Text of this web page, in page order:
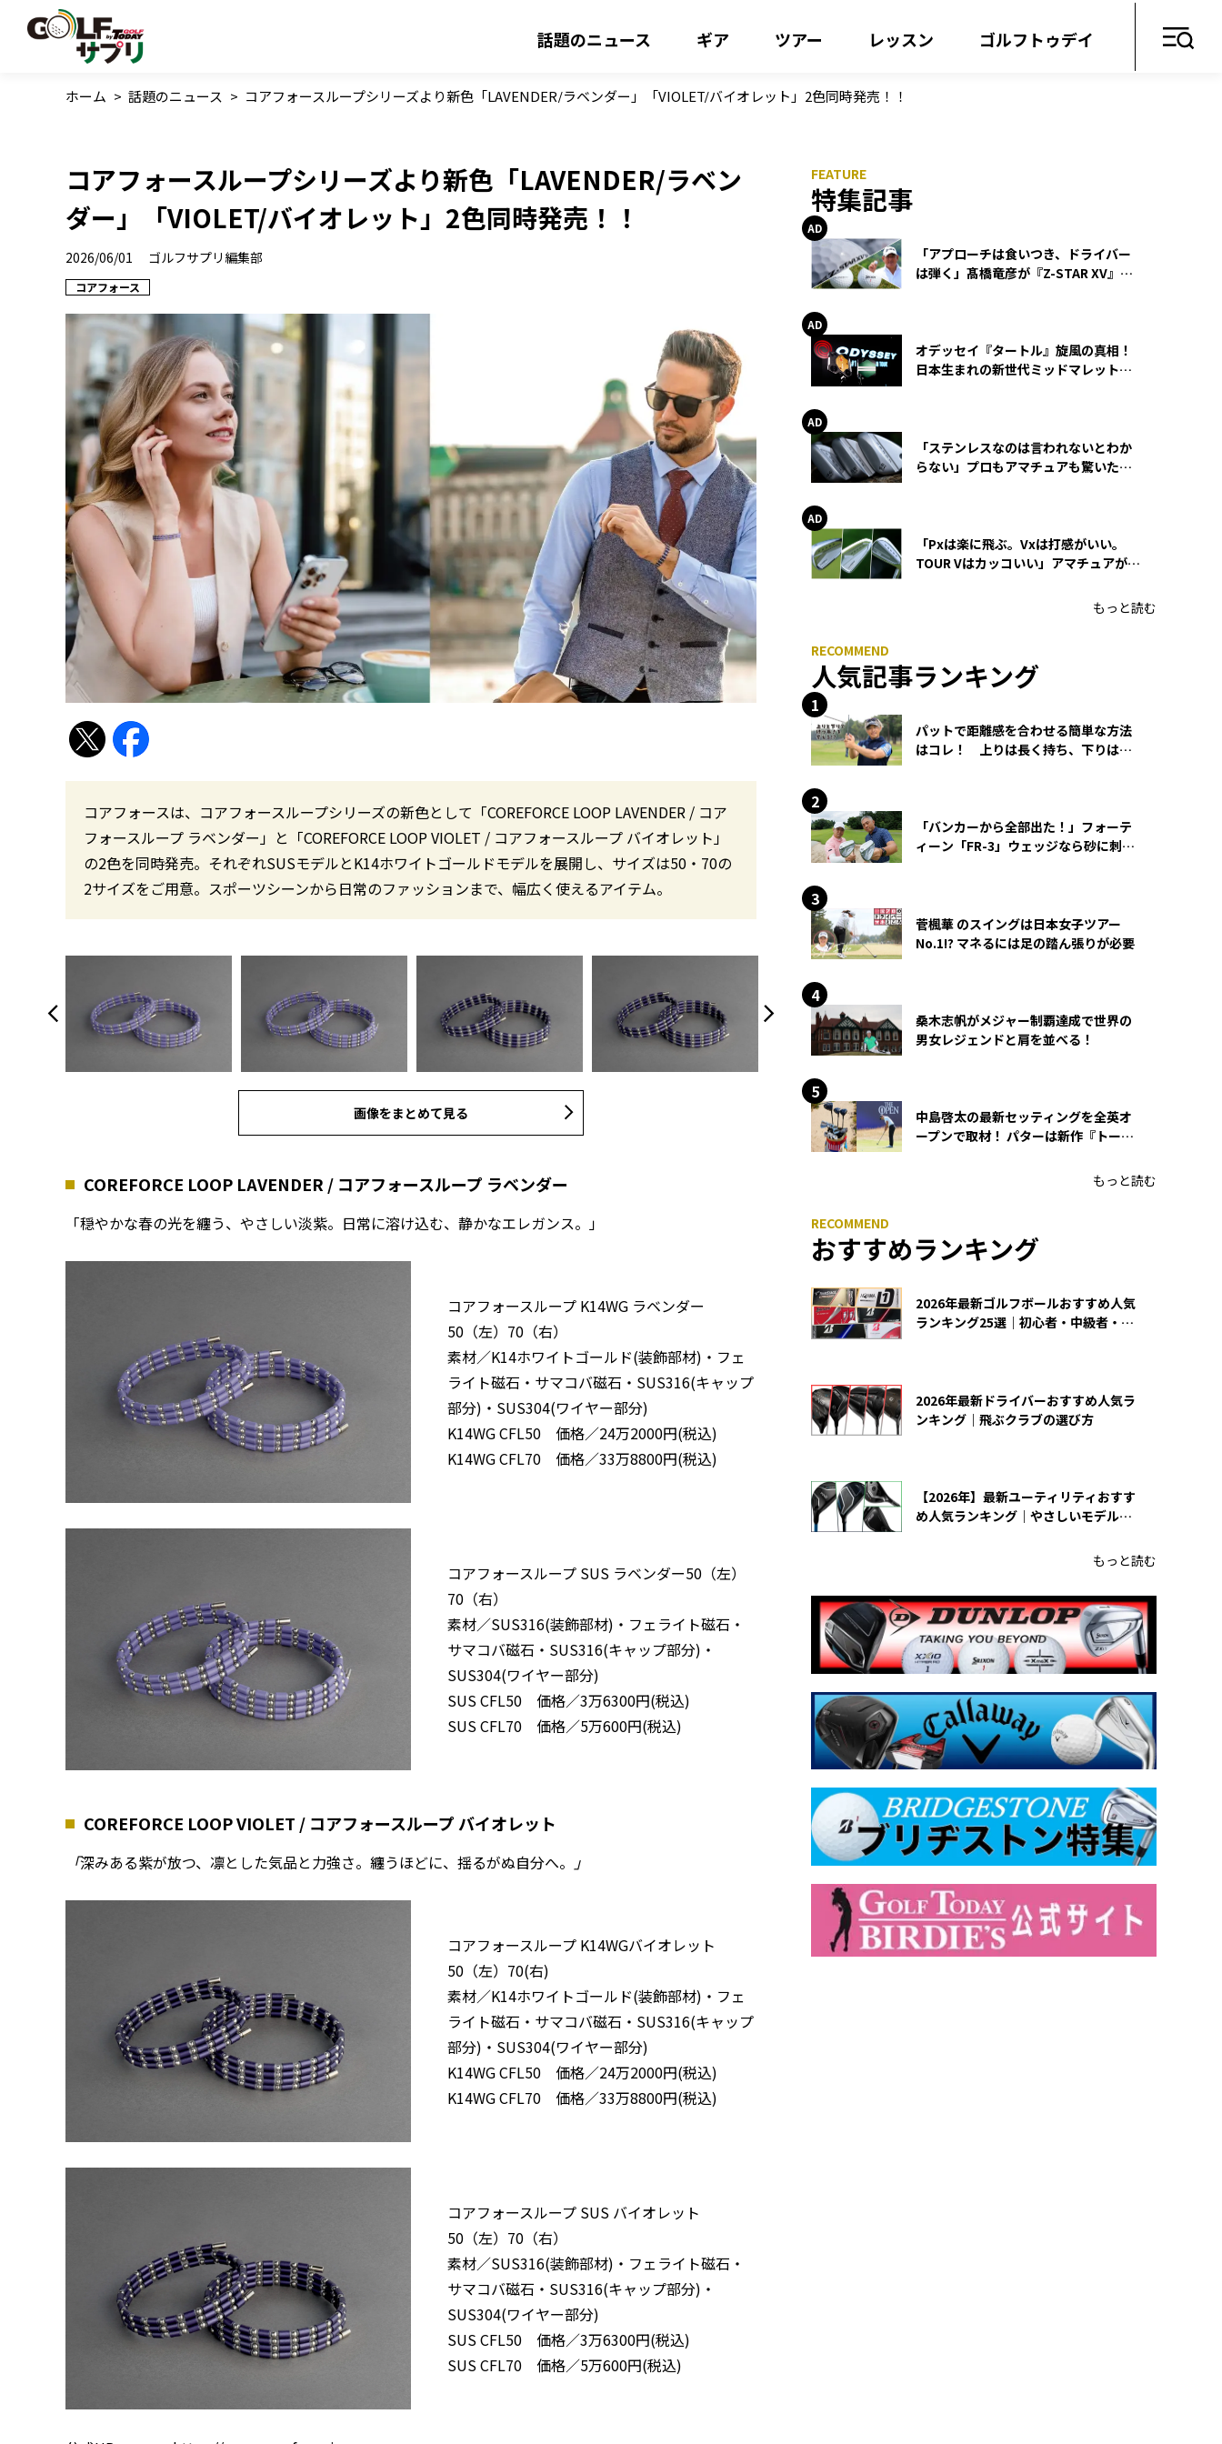
話題のニュース ギア ツアー レッスン ゴルフトゥデイ
ホーム > 話題のニュース > コアフォースループシリーズより新色「LAVENDER/ラベンダー」「VIOLET/バイオレット」2色同時発売！！
コアフォースループシリーズより新色「LAVENDER/ラベン
ダー」「VIOLET/バイオレット」2色同時発売！！
2026/06/01 ゴルフサプリ編集部
コアフォース
コアフォースは、コアフォースループシリーズの新色として「COREFORCE LOOP LAVENDER / コア
フォースループ ラベンダー」と「COREFORCE LOOP VIOLET / コアフォースループ バイオレット」
の2色を同時発売。それぞれSUSモデルとK14ホワイトゴールドモデルを展開し、サイズは50・70の
2サイズをご用意。スポーツシーンから日常のファッションまで、幅広く使えるアイテム。
画像をまとめて見る
COREFORCE LOOP LAVENDER / コアフォースループ ラベンダー
「穏やかな春の光を纏う、やさしい淡紫。日常に溶け込む、静かなエレガンス。」
コアフォースループ K14WG ラベンダー
50（左）70（右）
素材／K14ホワイトゴールド(装飾部材)・フェ
ライト磁石・サマコバ磁石・SUS316(キャップ
部分)・SUS304(ワイヤー部分)
K14WG CFL50 価格／24万2000円(税込)
K14WG CFL70 価格／33万8800円(税込)
コアフォースループ SUS ラベンダー50（左）
70（右）
素材／SUS316(装飾部材)・フェライト磁石・
サマコバ磁石・SUS316(キャップ部分)・
SUS304(ワイヤー部分)
SUS CFL50 価格／3万6300円(税込)
SUS CFL70 価格／5万600円(税込)
COREFORCE LOOP VIOLET / コアフォースループ バイオレット
「深みある紫が放つ、凛とした気品と力強さ。纏うほどに、揺るがぬ自分へ。 」
コアフォースループ K14WGバイオレット
50（左）70(右)
素材／K14ホワイトゴールド(装飾部材)・フェ
ライト磁石・サマコバ磁石・SUS316(キャップ
部分)・SUS304(ワイヤー部分)
K14WG CFL50 価格／24万2000円(税込)
K14WG CFL70 価格／33万8800円(税込)
コアフォースループ SUS バイオレット
50（左）70（右）
素材／SUS316(装飾部材)・フェライト磁石・
サマコバ磁石・SUS316(キャップ部分)・
SUS304(ワイヤー部分)
SUS CFL50 価格／3万6300円(税込)
SUS CFL70 価格／5万600円(税込)
特集記事
「アプローチは食いつき、ドライバー
は弾く」髙橋竜彦が『Z-STAR XV』を
オデッセイ『タートル』旋風の真相！
日本生まれの新世代ミッドマレットが
「ステンレスなのは言われないとわか
らない」プロもアマチュアも驚いた
「Pxは楽に飛ぶ。Vxは打感がいい。
TOUR Vはカッコいい」アマチュアが選
もっと読む
人気記事ランキング
パットで距離感を合わせる簡単な方法
はコレ！ 上りは長く持ち、下りは短
「バンカーから全部出た！」フォーテ
ィーン「FR-3」ウェッジなら砂に刺さ
菅楓華 のスイングは日本女子ツアー
No.1!? マネるには足の踏ん張りが必要
桑木志帆がメジャー制覇達成で世界の
男女レジェンドと肩を並べる！
中島啓太の最新セッティングを全英オ
ープンで取材！ パターは新作『トーチ
もっと読む
おすすめランキング
2026年最新ゴルフボールおすすめ人気
ランキング25選｜初心者・中級者・上
2026年最新ドライバーおすすめ人気ラ
ンキング｜飛ぶクラブの選び方
【2026年】最新ユーティリティおすす
め人気ランキング｜やさしいモデルの
もっと読む